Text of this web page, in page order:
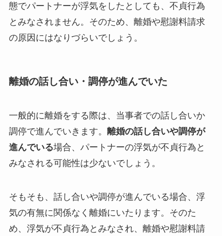
態でパートナーが浮気をしたとしても、不貞行為
とみなされません。そのため、離婚や慰謝料請求
の原因にはなりづらいでしょう。
離婚の話し合い・調停が進んでいた
一般的に離婚をする際は、当事者での話し合いか
調停で進んでいきます。 離婚の話し合いや調停が
進んでいる場合、パートナーの浮気が不貞行為と
みなされる可能性は少ないでしょう。
そもそも、話し合いや調停が進んでいる場合、浮
気の有無に関係なく離婚にいたります。そのた
め、浮気が不貞行為とみなされ、離婚や慰謝料請